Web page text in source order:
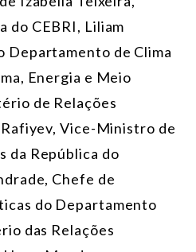
do CEBRI, Liliam
Departamento de Clima
Energia e Meio
de Relações
Vice-Ministro de
da República do
Chefe de
do Departamento
das Relações